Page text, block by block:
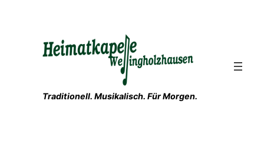
Traditionell. Musikalisch. Für Morgen.